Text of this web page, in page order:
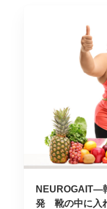
NEUROGAIT―
発 靴の中に入